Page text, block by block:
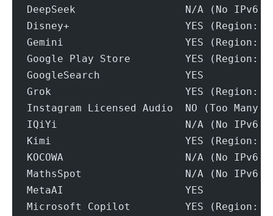
DeepSeek                  N/A (No IPv6
Disney+                   YES (Region:
Gemini                    YES (Region:
Google Play Store         YES (Region:
GoogleSearch              YES
Grok                      YES (Region:
Instagram Licensed Audio  NO (Too Many
IQiYi                     N/A (No IPv6
Kimi                      YES (Region:
KOCOWA                    N/A (No IPv6
MathsSpot                 N/A (No IPv6
MetaAI                    YES
Microsoft Copilot         YES (Region: